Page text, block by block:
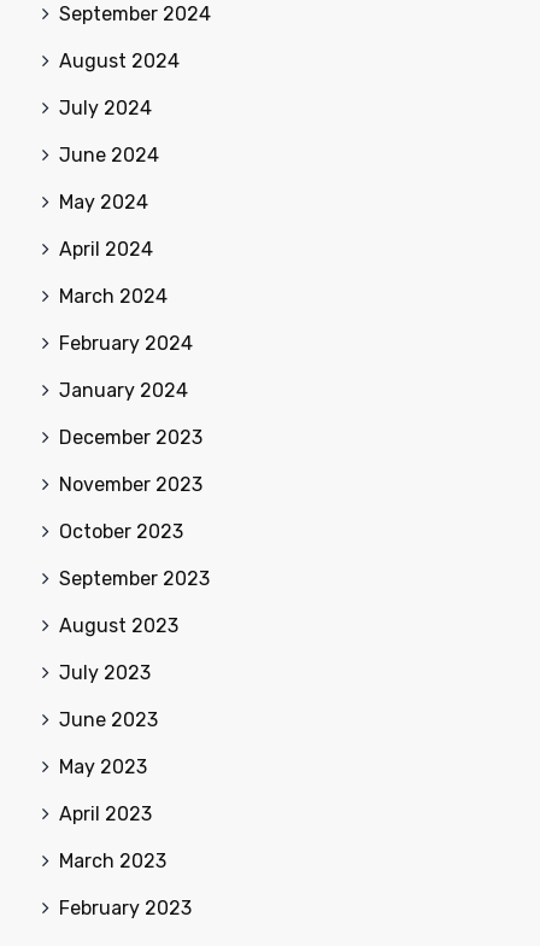
September 2024
August 2024
July 2024
June 2024
May 2024
April 2024
March 2024
February 2024
January 2024
December 2023
November 2023
October 2023
September 2023
August 2023
July 2023
June 2023
May 2023
April 2023
March 2023
February 2023